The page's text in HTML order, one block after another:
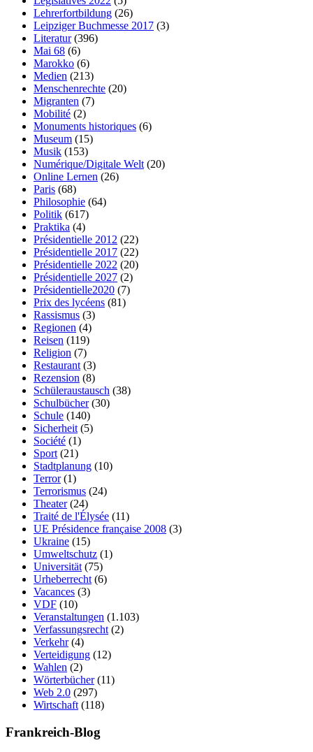
Lehrerfortbildung (26)
Leipziger Buchmesse 2017 (3)
Literatur(396)
Mai 68 (6)
Marokko (6)
Medien (213)
Menschenrechte (20)
Migranten (7)
Mobilité (2)
Monuments historiques (6)
Museum (15)
Musik (153)
Numérique/Digitale Welt (20)
Online Lernen (26)
Paris (68)
Philosophie (64)
Politik (617)
Praktika (4)
Présidentielle 2012 (22)
Présidentielle 2017 (22)
Présidentielle 2022 (20)
Présidentielle 2027 (2)
Présidentielle2020 (7)
Prix des lycéens (81)
Rassismus (3)
Regionen (4)
Reisen (119)
Religion (7)
Restaurant (3)
Rezension (8)
Schüleraustausch (38)
Schulbücher(30)
Schule (140)
Sicherheit (5)
Société (1)
Sport (21)
Stadtplanung (10)
Terror(1)
Terrorismus (24)
Theater(24)
Traité de l'Élysée (11)
UE Présidence française 2008 (3)
Ukraine (15)
Umweltschutz (1)
Universität (75)
Urheberrecht (6)
Vacances (3)
VDF (10)
Veranstaltungen (1.103)
Verfassungsrecht (2)
Verkehr(4)
Verteidigung (12)
Wahlen (2)
Wörterbücher(11)
Web 2.0 (297)
Wirtschaft (118)
Frankreich-Blog